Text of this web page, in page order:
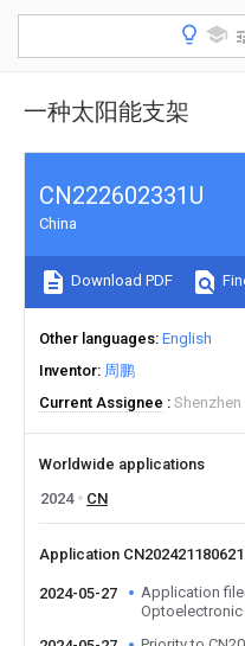
一种太阳能支架
CN222602331U
China
Download PDF
Other languages English
Inventor 周鹏
Current Assignee
Worldwide applications
2024
CN
Application
2024-05-27
Application
Optoelectronic